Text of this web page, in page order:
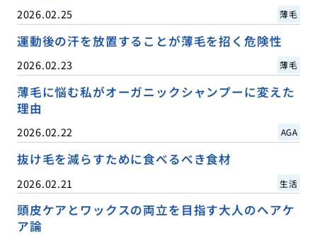
2026.02.25 薄毛
運動後の汗を放置することが薄毛を招く危険性
2026.02.23 薄毛
薄毛に悩む私がオーガニックシャンプーに変えた
理由
2026.02.22 AGA
抜け毛を減らすために食べるべき食材
2026.02.21 生活
頭皮ケアとワックスの両立を目指す大人のヘアケ
ア論